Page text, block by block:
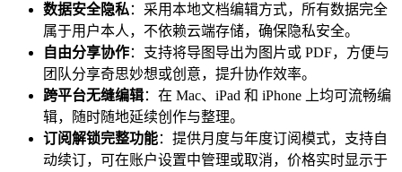
数据安全隐私：采用本地文档编辑方式，所有数据完全
属于用户本人，不依赖云端存储，确保隐私安全。
自由分享协作：支持将导图导出为图片或 PDF，方便与
团队分享奇思妙想或创意，提升协作效率。
跨平台无缝编辑：在 Mac、iPad 和 iPhone 上均可流畅编
辑，随时随地延续创作与整理。
订阅解锁完整功能：提供月度与年度订阅模式，支持自
动续订，可在账户设置中管理或取消，价格实时显示于